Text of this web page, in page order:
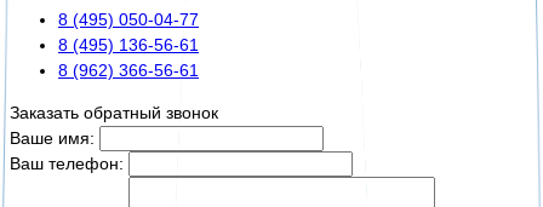
8 (495) 050-04-77
8 (495) 136-56-61
8 (962) 366-56-61
Заказать обратный звонок
Ваше имя:
Ваш телефон: